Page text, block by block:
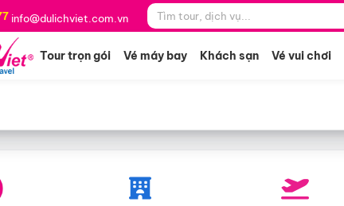
info@dulichviet.com.vn
Tour trọn gói Vé máy bay Khách sạn Vé vui chơi
*